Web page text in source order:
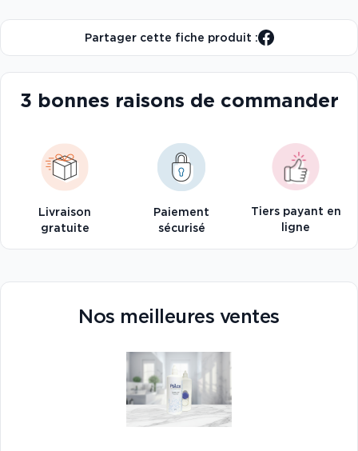
Partager cette fiche produit :
3 bonnes raisons de commander
Livraison
gratuite
Paiement
sécurisé
Tiers payant en
ligne
Nos meilleures ventes